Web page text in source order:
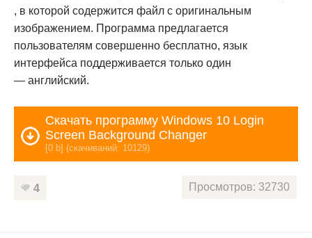
, в которой содержится файл с оригинальным
изображением. Программа предлагается
пользователям совершенно бесплатно, язык
интерфейса поддерживается только один
— английский.
Скачать программу Windows 10 Login
Screen Background Changer
[0 b] (cкачиваний: 10129)
4 Просмотров: 32730